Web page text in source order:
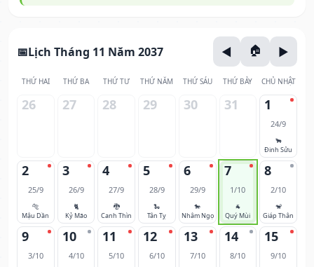
Lịch Tháng 11 Năm 2037
THỨ HAI THỨ BA THỨ TƯ THỨ NĂM THỨ SÁU THỨ BẢY CHỦ NHẬT
26 27 28 29 30 31 1
24/9
🐂
Đinh Sửu
2
25/9
🐅
Mậu Dần
3
26/9
🐈
Kỷ Mão
4
27/9
🐉
Canh Thìn
5
28/9
🐍
Tân Tỵ
6
29/9
🐎
Nhâm Ngọ
7
1/10
🐐
Quý Mùi
8
2/10
🐒
Giáp Thân
9
3/10
10
4/10
11
5/10
12
6/10
13
7/10
14
8/10
15
9/10